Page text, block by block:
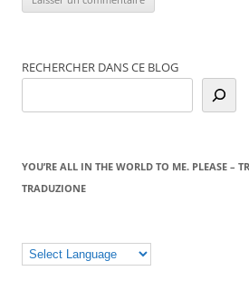
RECHERCHER DANS CE BLOG
YOU’RE ALL IN THE WORLD TO ME. PLEASE –
TRADUZIONE